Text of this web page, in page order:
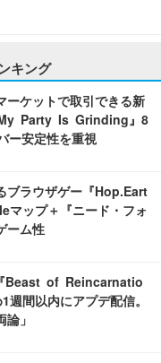
キング
ーケットで取引できる新
My Party Is Grinding』8
ー安定性を重視
ブラウザゲー『Hop.Eart
ップ＋『ニード・フォ
ーム性
Beast of Reincarnatio
週間以内にアプデ配信。
」